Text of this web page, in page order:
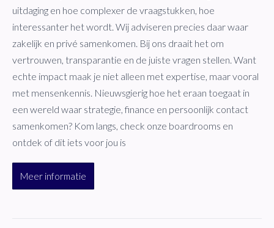
uitdaging en hoe complexer de vraagstukken, hoe
interessanter het wordt. Wij adviseren precies daar waar
zakelijk en privé samenkomen. Bij ons draait het om
vertrouwen, transparantie en de juiste vragen stellen. Want
echte impact maak je niet alleen met expertise, maar vooral
met mensenkennis. Nieuwsgierig hoe het eraan toegaat in
een wereld waar strategie, finance en persoonlijk contact
samenkomen? Kom langs, check onze boardrooms en
ontdek of dit iets voor jou is
Meer informatie